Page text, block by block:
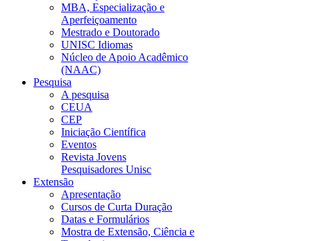
MBA, Especialização e
Aperfeiçoamento
Mestrado e Doutorado
UNISC Idiomas
Núcleo de Apoio Acadêmico
(NAAC)
Pesquisa
A pesquisa
CEUA
CEP
Iniciação Científica
Eventos
Revista Jovens
Pesquisadores Unisc
Extensão
Apresentação
Cursos de Curta Duração
Datas e Formulários
Mostra de Extensão, Ciência e